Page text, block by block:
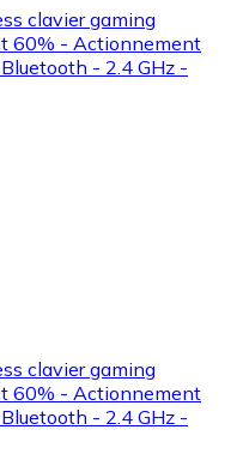
clavier gaming
60% - Actionnement
- 2.4 GHz -
clavier gaming
60% - Actionnement
- 2.4 GHz -